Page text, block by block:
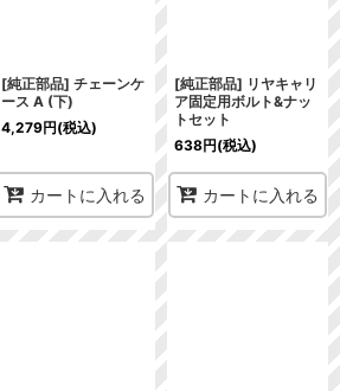
[純正部品] チェーンケ
ース A (下)
4,279円(税込)
カートに入れる
[純正部品] リヤキャリ
ア固定用ボルト&ナッ
トセット
638円(税込)
カートに入れる